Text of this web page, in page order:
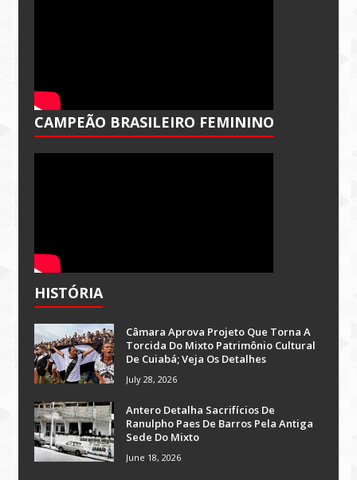
CAMPEÃO BRASILEIRO FEMININO
HISTÓRIA
Câmara Aprova Projeto Que Torna A
Torcida Do Mixto Patrimônio Cultural
De Cuiabá; Veja Os Detalhes
July 28, 2026
Antero Detalha Sacrifícios De
Ranulpho Paes De Barros Pela Antiga
Sede Do Mixto
June 18, 2026